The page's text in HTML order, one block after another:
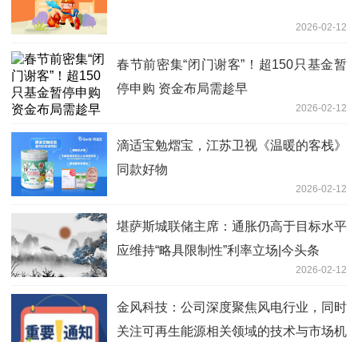
2026-02-12
春节前密集“闭门谢客”！超150只基金暂
停申购 资金布局需趁早
2026-02-12
滴适宝勉熠宝，江苏卫视《温暖的客栈》
同款好物
2026-02-12
堪萨斯城联储主席：通胀仍高于目标水平
应维持“略具限制性”利率立场|今头条
2026-02-12
金风科技：公司深度聚焦风电行业，同时
关注可再生能源相关领域的技术与市场机